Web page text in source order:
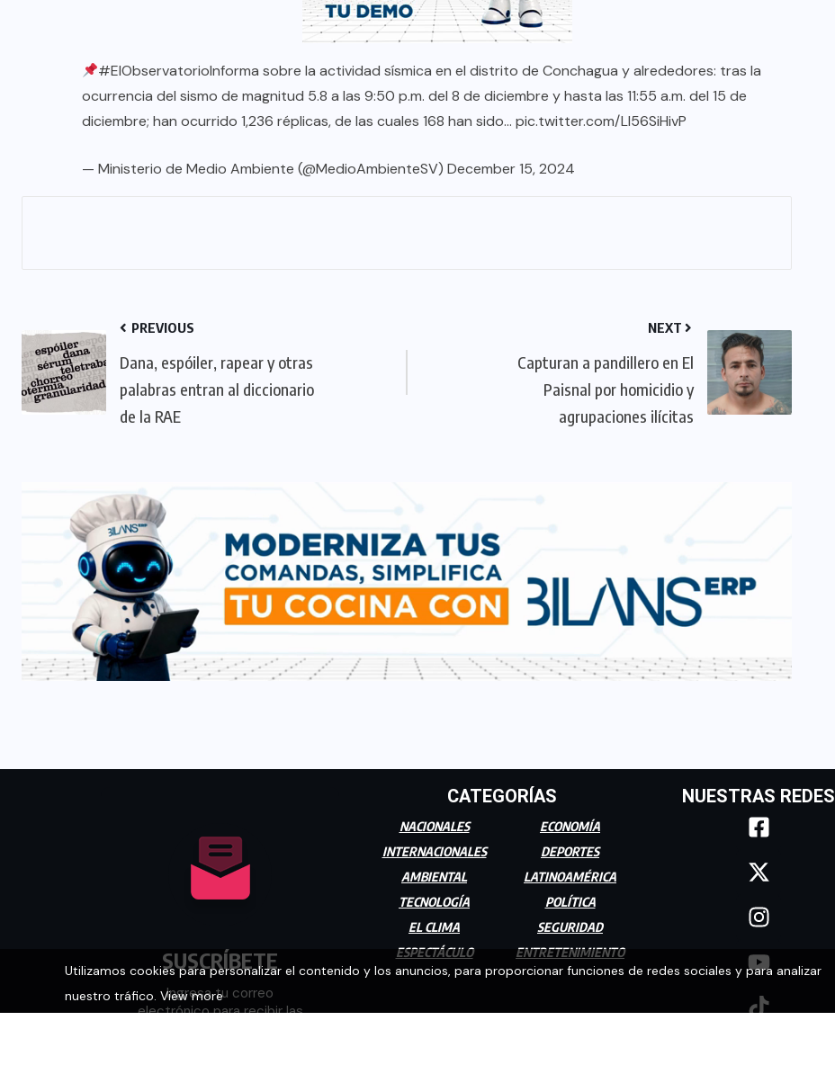
#ElObservatorioInforma sobre la actividad sísmica en el distrito de Conchagua y alrededores: tras la
ocurrencia del sismo de magnitud 5.8 a las 9:50 p.m. del 8 de diciembre y hasta las 11:55 a.m. del 15 de
diciembre; han ocurrido 1,236 réplicas, de las cuales 168 han sido… pic.twitter.com/LI56SiHivP
— Ministerio de Medio Ambiente (@MedioAmbienteSV) December 15, 2024
PREVIOUS
Dana, espóiler, rapear y otras
palabras entran al diccionario
de la RAE
NEXT
Capturan a pandillero en El
Paisnal por homicidio y
agrupaciones ilícitas
SUSCRÍBETE
Ingresa tu correo
electrónico para recibir las
CATEGORÍAS
NACIONALES
INTERNACIONALES
AMBIENTAL
TECNOLOGÍA
EL CLIMA
ESPECTÁCULO
ECONOMÍA
DEPORTES
LATINOAMÉRICA
POLÍTICA
SEGURIDAD
ENTRETENIMIENTO
NUESTRAS REDES
Utilizamos cookies para personalizar el contenido y los anuncios, para proporcionar funciones de redes sociales y para analizar
nuestro tráfico. View more